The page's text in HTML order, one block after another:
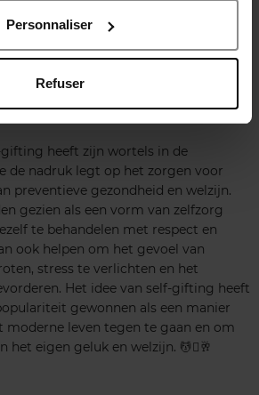
Personnaliser
Refuser
bijdraagt aan jouw welzijn. Genieten
heeft zijn wortels in de
de nadruk legt op het zorgen voor
preventieve gezondheid en welzijn.
gezien als een vorm van zelfzorg
te behandelen met respect en
ook helpen om het gevoel van
stress te verlichten en het
Het idee van self-gifting heeft
gewonnen als een manier
moderne leven tegen te gaan en om
eigen geluk en welzijn. 💆‍️🏻‍️🥂